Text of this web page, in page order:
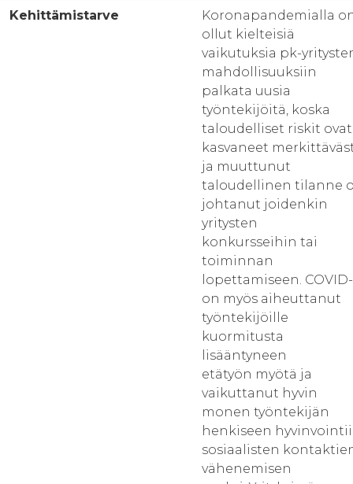
Kehittämistarve
Koronapandemialla
ollut kielteisiä
vaikutuksia pk-
mahdollisuuksiin
palkata uusia
työntekijöitä, koska
taloudelliset riskit ovat
kasvaneet
ja muuttunut
taloudellinen tilanne
johtanut joidenkin
yritysten
konkursseihin tai
toiminnan
lopettamiseen. COVID-
on myös aiheuttanut
työntekijöille
kuormitusta
lisääntyneen
etätyön myötä ja
vaikuttanut hyvin
monen työntekijän
henkiseen
sosiaalisten
vähenemisen